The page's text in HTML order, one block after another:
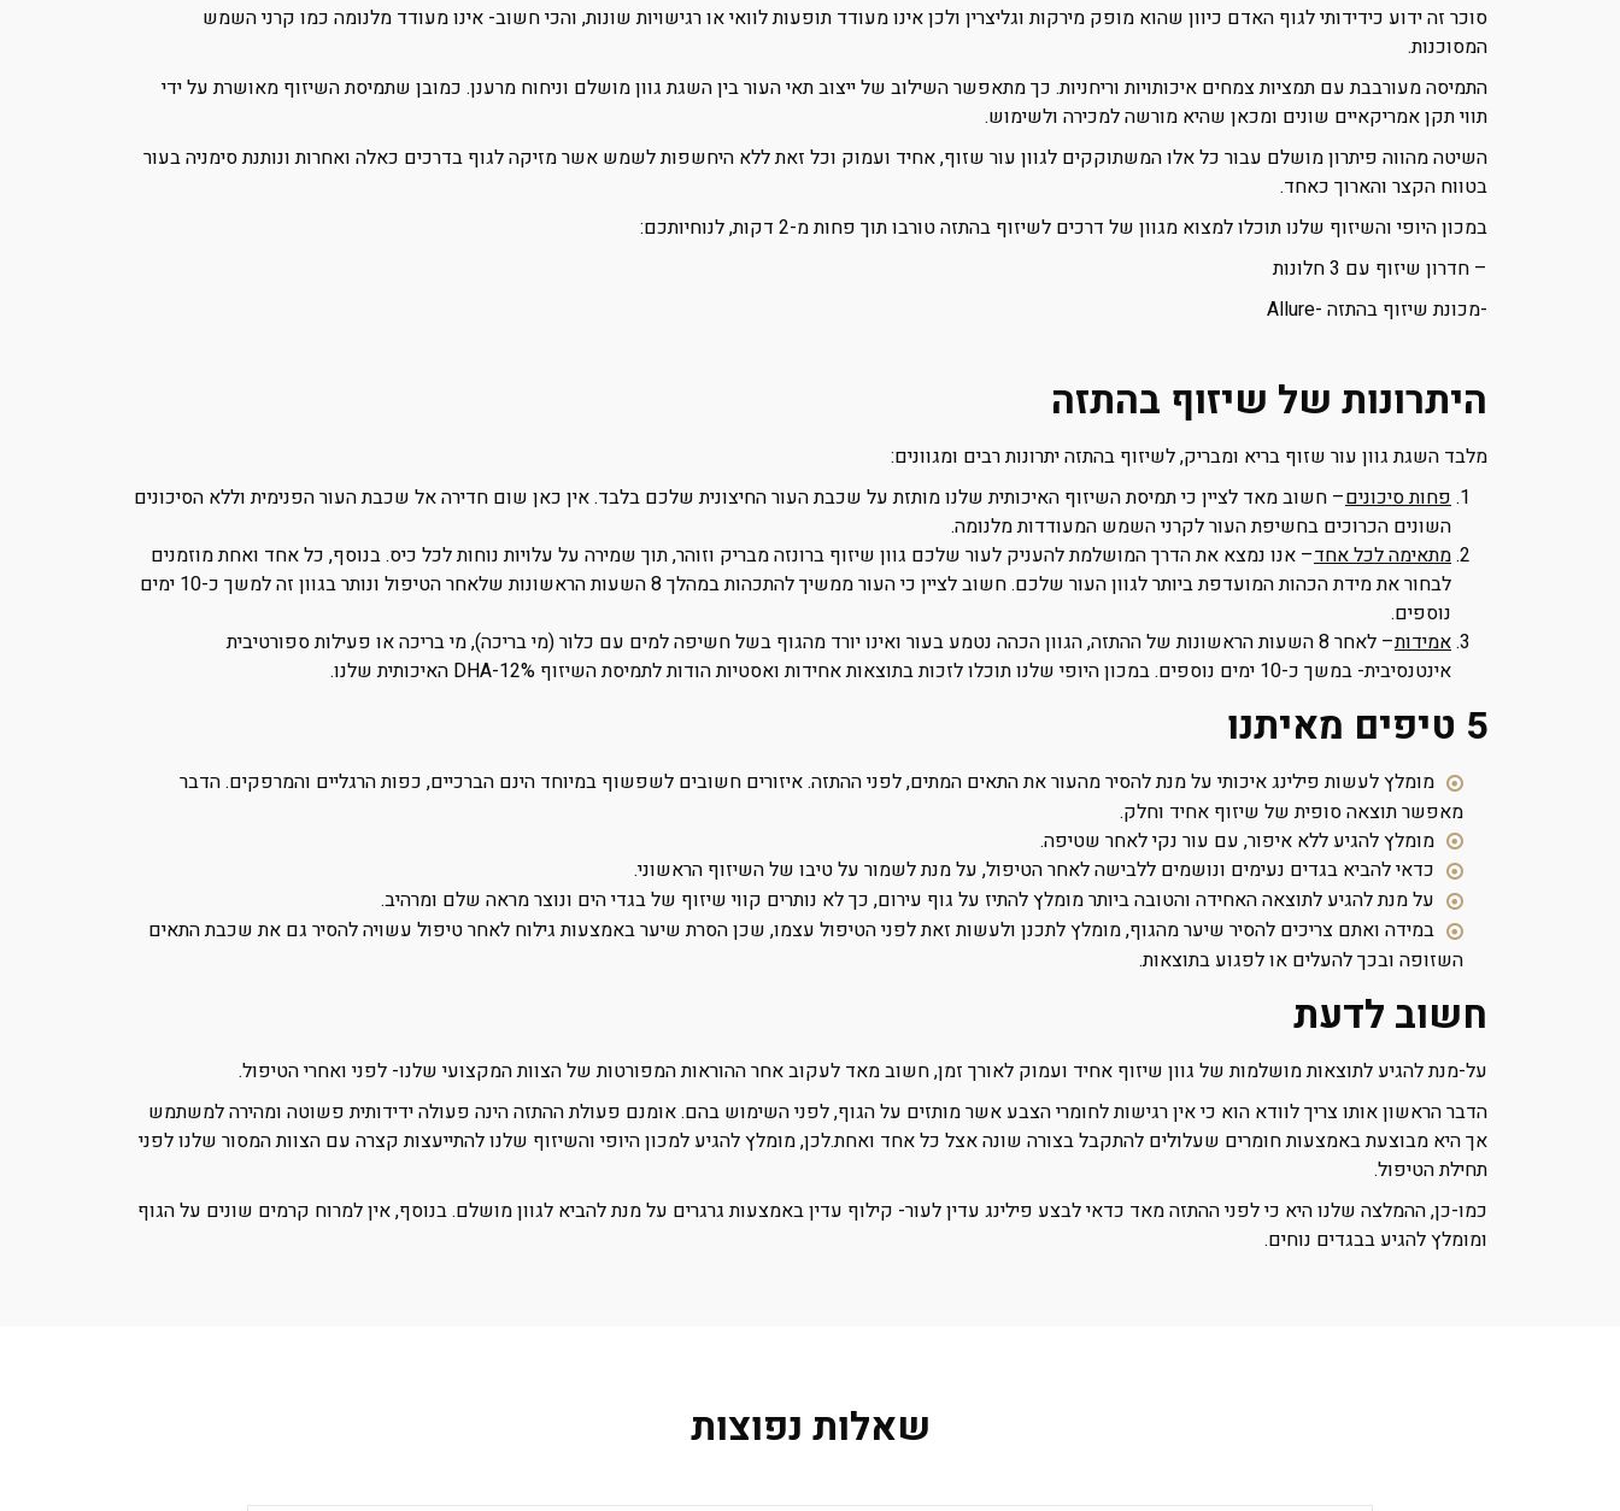
סוכר זה ידוע כידידותי לגוף האדם כיוון שהוא מופק מירקות וגליצרין ולכן אינו מעודד תופעות לוואי או רגישויות שונות, והכי חשוב- אינו מעודד מלנומה כמו קרני השמש
המסוכנות.
התמיסה מעורבבת עם תמציות צמחים איכותויות וריחניות. כך מתאפשר השילוב של ייצוב תאי העור בין השגת גוון מושלם וניחוח מרענן. כמובן שתמיסת השיזוף מאושרת על ידי
תווי תקן אמריקאיים שונים ומכאן שהיא מורשה למכירה ולשימוש.
השיטה מהווה פיתרון מושלם עבור כל אלו המשתוקקים לגוון עור שזוף, אחיד ועמוק וכל זאת ללא היחשפות לשמש אשר מזיקה לגוף בדרכים כאלה ואחרות ונותנת סימניה בעור
בטווח הקצר והארוך כאחד.
במכון היופי והשיזוף שלנו תוכלו למצוא מגוון של דרכים לשיזוף בהתזה טורבו תוך פחות מ-2 דקות, לנוחיותכם:
– חדרון שיזוף עם 3 חלונות
-מכונת שיזוף בהתזה -Allure
היתרונות של שיזוף בהתזה
מלבד השגת גוון עור שזוף בריא ומבריק, לשיזוף בהתזה יתרונות רבים ומגוונים:
פחות סיכונים– חשוב מאד לציין כי תמיסת השיזוף האיכותית שלנו מותזת על שכבת העור החיצונית שלכם בלבד. אין כאן שום חדירה אל שכבת העור הפנימית וללא הסיכונים
השונים הכרוכים בחשיפת העור לקרני השמש המעודדות מלנומה.
מתאימה לכל אחד– אנו נמצא את הדרך המושלמת להעניק לעור שלכם גוון שיזוף ברונזה מבריק וזוהר, תוך שמירה על עלויות נוחות לכל כיס. בנוסף, כל אחד ואחת מוזמנים
לבחור את מידת הכהות המועדפת ביותר לגוון העור שלכם. חשוב לציין כי העור ממשיך להתכהות במהלך 8 השעות הראשונות שלאחר הטיפול ונותר בגוון זה למשך כ-10 ימים
נוספים.
אמידות
– לאחר 8 השעות הראשונות של ההתזה, הגוון הכהה נטמע בעור ואינו יורד מהגוף בשל חשיפה למים עם כלור (מי בריכה), מי בריכה או פעילות ספורטיבית
אינטנסיבית- במשך כ-10 ימים נוספים. במכון היופי שלנו תוכלו לזכות בתוצאות אחידות ואסטיות הודות לתמיסת השיזוף 12%-DHA האיכותית שלנו.
5 טיפים מאיתנו
מומלץ לעשות פילינג איכותי על מנת להסיר מהעור את התאים המתים, לפני ההתזה. איזורים חשובים לשפשוף במיוחד הינם הברכיים, כפות הרגליים והמרפקים. הדבר
מאפשר תוצאה סופית של שיזוף אחיד וחלק.
מומלץ להגיע ללא איפור, עם עור נקי לאחר שטיפה.
כדאי להביא בגדים נעימים ונושמים ללבישה לאחר הטיפול, על מנת לשמור על טיבו של השיזוף הראשוני.
על מנת להגיע לתוצאה האחידה והטובה ביותר מומלץ להתיז על גוף עירום, כך לא נותרים קווי שיזוף של בגדי הים ונוצר מראה שלם ומרהיב.
במידה ואתם צריכים להסיר שיער מהגוף, מומלץ לתכנן ולעשות זאת לפני הטיפול עצמו, שכן הסרת שיער באמצעות גילוח לאחר טיפול עשויה להסיר גם את שכבת התאים
השזופה ובכך להעלים או לפגוע בתוצאות.
חשוב לדעת
על-מנת להגיע לתוצאות מושלמות של גוון שיזוף אחיד ועמוק לאורך זמן, חשוב מאד לעקוב אחר ההוראות המפורטות של הצוות המקצועי שלנו- לפני ואחרי הטיפול.
הדבר הראשון אותו צריך לוודא הוא כי אין רגישות לחומרי הצבע אשר מותזים על הגוף, לפני השימוש בהם. אומנם פעולת ההתזה הינה פעולה ידידותית פשוטה ומהירה למשתמש
אך היא מבוצעת באמצעות חומרים שעלולים להתקבל בצורה שונה אצל כל אחד ואחת.לכן, מומלץ להגיע למכון היופי והשיזוף שלנו להתייעצות קצרה עם הצוות המסור שלנו לפני
תחילת הטיפול.
כמו-כן, ההמלצה שלנו היא כי לפני ההתזה מאד כדאי לבצע פילינג עדין לעור- קילוף עדין באמצעות גרגרים על מנת להביא לגוון מושלם. בנוסף, אין למרוח קרמים שונים על הגוף
ומומלץ להגיע בבגדים נוחים.
שאלות נפוצות